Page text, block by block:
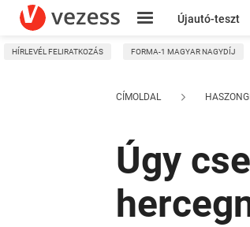
Újautó-teszt
Kresz
HÍRLEVÉL FELIRATKOZÁS FORMA-1 MAGYAR NAGYDÍJ
CÍMOLDAL
Úgy